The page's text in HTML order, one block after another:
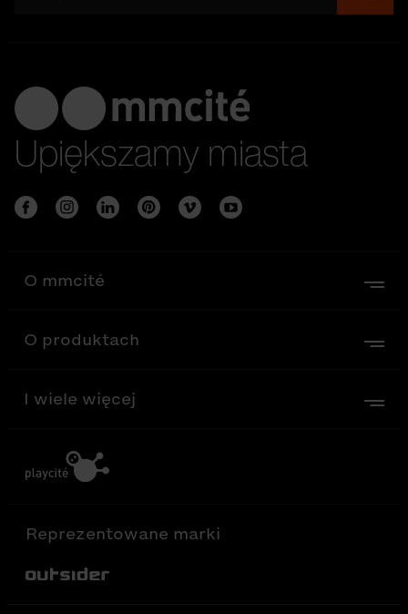
Upiększamy miasta
O mmcité
O produktach
I wiele więcej
Reprezentowane marki
Out-Sider